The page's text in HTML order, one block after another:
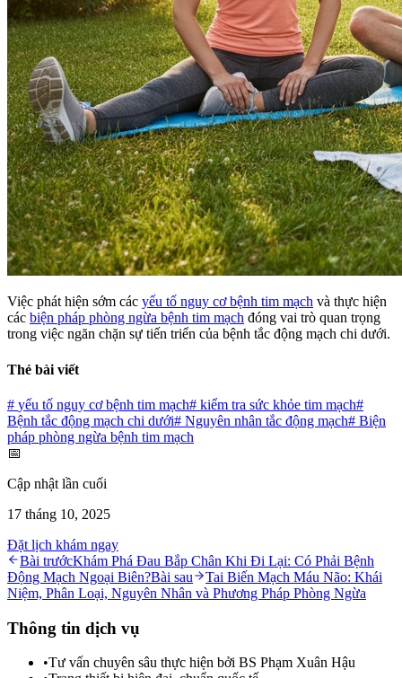
Việc phát hiện sớm các yếu tố nguy cơ bệnh tim mạch và thực hiện
các biện pháp phòng ngừa bệnh tim mạch đóng vai trò quan trọng
trong việc ngăn chặn sự tiến triển của bệnh tắc động mạch chi dưới.
Thẻ bài viết
# yếu tố nguy cơ bệnh tim mạch# kiểm tra sức khỏe tim mạch#
Bệnh tắc động mạch chi dưới# Nguyên nhân tắc động mạch# Biện
pháp phòng ngừa bệnh tim mạch
📅
Cập nhật lần cuối
17 tháng 10, 2025
Đặt lịch khám ngay
Bài trướcKhám Phá Đau Bắp Chân Khi Đi Lại: Có Phải Bệnh
Động Mạch Ngoại Biên?Bài sau
Tai Biến Mạch Máu Não: Khái
Niệm, Phân Loại, Nguyên Nhân và Phương Pháp Phòng Ngừa
Thông tin dịch vụ
•Tư vấn chuyên sâu thực hiện bởi BS Phạm Xuân Hậu